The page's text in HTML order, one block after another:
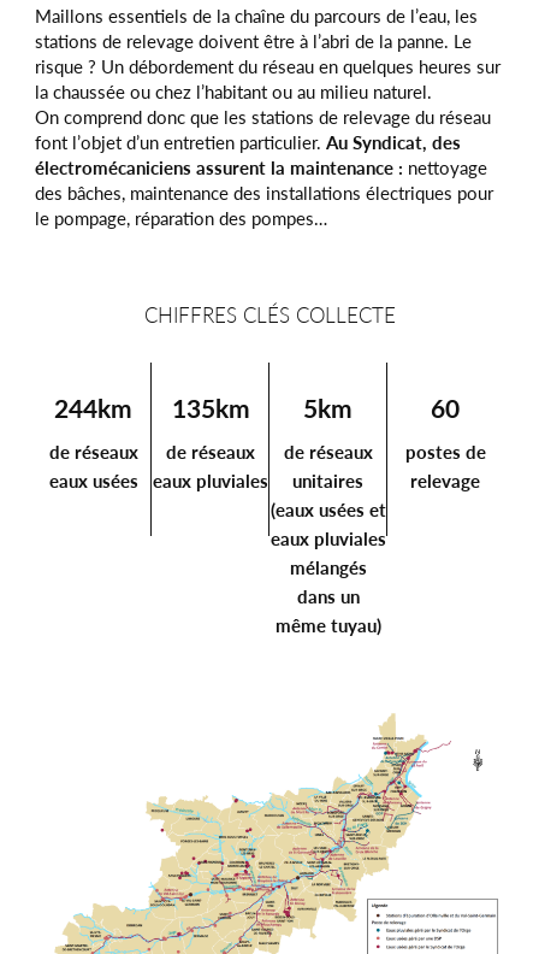
Maillons essentiels de la chaîne du parcours de l’eau, les
stations de relevage doivent être à l’abri de la panne. Le
risque ? Un débordement du réseau en quelques heures sur
la chaussée ou chez l’habitant ou au milieu naturel.
On comprend donc que les stations de relevage du réseau
font l’objet d’un entretien particulier. Au Syndicat, des
électromécaniciens assurent la maintenance : nettoyage
des bâches, maintenance des installations électriques pour
le pompage, réparation des pompes…
CHIFFRES CLÉS COLLECTE
244km
de réseaux
eaux usées
135km
de réseaux
eaux pluviales
5km
de réseaux
unitaires
(eaux usées et
eaux pluviales
mélangés
dans un
même tuyau)
60
postes de
relevage